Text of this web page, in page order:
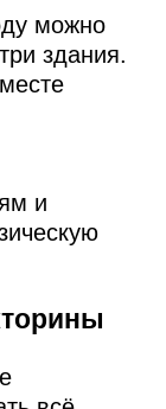
можно
здания.
и